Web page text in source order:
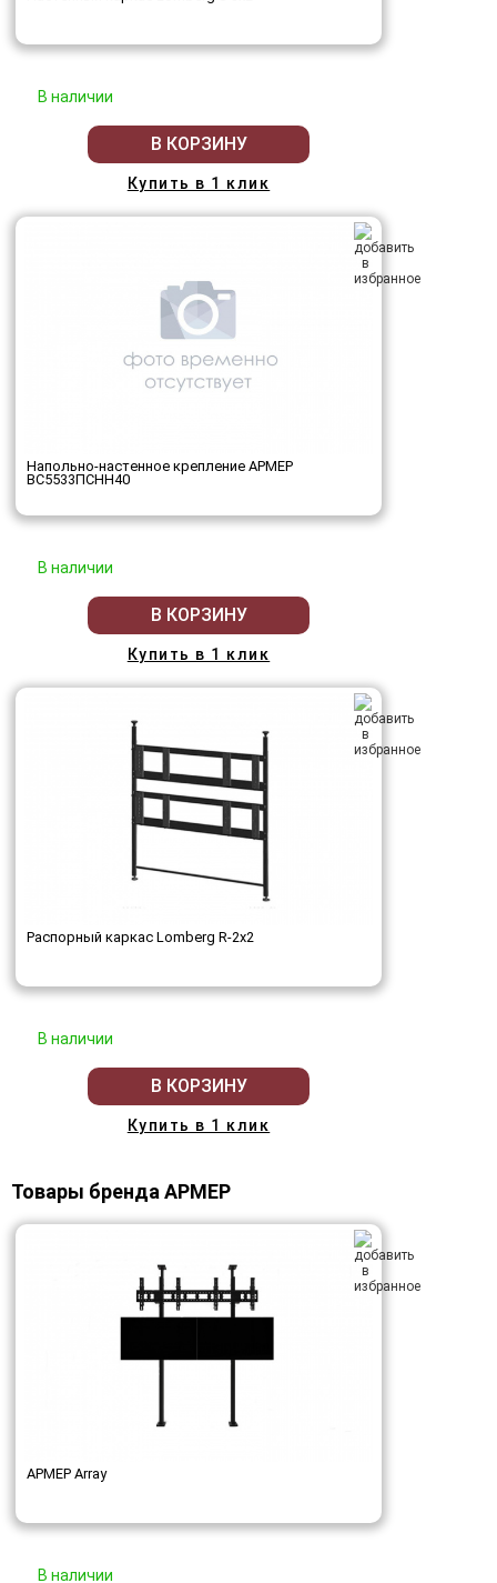
В наличии
В КОРЗИНУ
Купить в 1 клик
Напольно-настенное крепление АРМЕР
ВС5533ПСНН40
В наличии
В КОРЗИНУ
Купить в 1 клик
Распорный каркас Lomberg R-2х2
В наличии
В КОРЗИНУ
Купить в 1 клик
Товары бренда АРМЕР
АРМЕР Array
В наличии